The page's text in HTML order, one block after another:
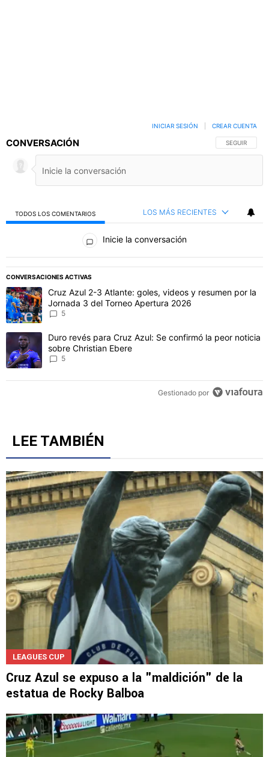
CONVERSACIÓN SIGA ESTA
SEGUIR
INICIAR SESIÓN CREAR CUENTA
TODOS LOS COMENTARIOS LOS MÁS RECIENTES
Todos los comentarios
Inicie la conversación
CONVERSACIONES ACTIVAS
Este listado muestra los artículos con más comentarios en los
Un artículo de tendencia con el título "Cruz Azul 2-3 Atlante:
Cruz Azul 2-3 Atlante: goles, videos y resumen por la
Jornada 3 del Torneo Apertura 2026
Un artículo de tendencia con el título "Duro revés para Cruz
Duro revés para Cruz Azul: Se confirmó la peor noticia
LEE TAMBIÉN
Cruz Azul se expuso a la "maldición" de la
estatua de Rocky Balboa